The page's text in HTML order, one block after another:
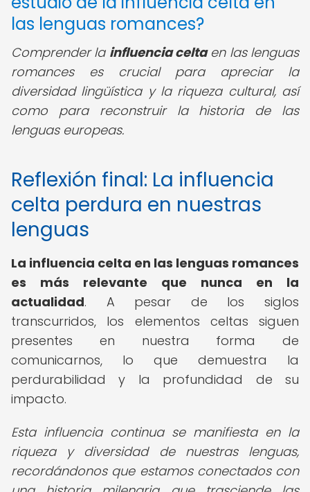
las lenguas romances?
Comprender la influencia celtaen las lenguas
romances es crucial para apreciar la
diversidad lingüística y la riqueza cultural, así
como para reconstruir la historia de las
lenguas europeas.
Reflexión final: La influencia
celta perdura en nuestras
lenguas
La influencia celta en las lenguas romances
es más relevante que nunca en la
actualidad. A pesar de los siglos
transcurridos, los elementos celtas siguen
presentes en nuestra forma de
comunicarnos, lo que demuestra la
perdurabilidad y la profundidad de su
impacto.
Esta influencia continua se manifiesta en la
riqueza y diversidad de nuestras lenguas,
recordándonos que estamos conectados con